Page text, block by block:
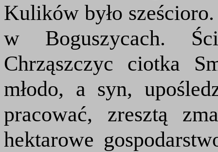
Kulików było
w Boguszycach.
Chrząszczyc ciotka
młodo, a syn,
pracować, zresztą
hektarowe